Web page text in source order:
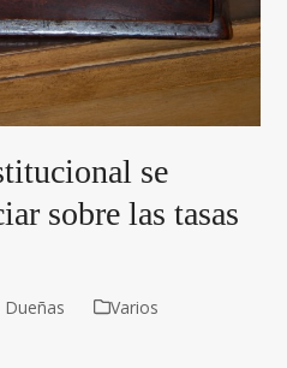
se
sobre las tasas
Dueñas
Varios